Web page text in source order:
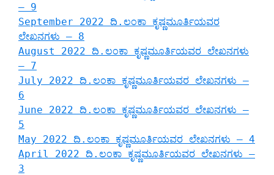
– 9
September 2022 ದಿ.ಲಂಕಾ ಕೃಷ್ಣಮೂರ್ತಿಯವರ
ಲೇಖನಗಳು – 8
August 2022 ದಿ.ಲಂಕಾ ಕೃಷ್ಣಮೂರ್ತಿಯವರ ಲೇಖನಗಳು
– 7
July 2022 ದಿ.ಲಂಕಾ ಕೃಷ್ಣಮೂರ್ತಿಯವರ ಲೇಖನಗಳು –
6
June 2022 ದಿ.ಲಂಕಾ ಕೃಷ್ಣಮೂರ್ತಿಯವರ ಲೇಖನಗಳು –
5
May 2022 ದಿ.ಲಂಕಾ ಕೃಷ್ಣಮೂರ್ತಿಯವರ ಲೇಖನಗಳು – 4
April 2022 ದಿ.ಲಂಕಾ ಕೃಷ್ಣಮೂರ್ತಿಯವರ ಲೇಖನಗಳು –
3